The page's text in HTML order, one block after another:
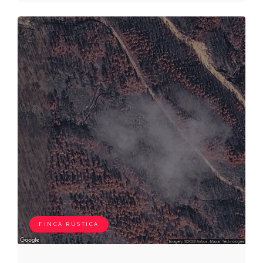
FINCA RÚSTICA